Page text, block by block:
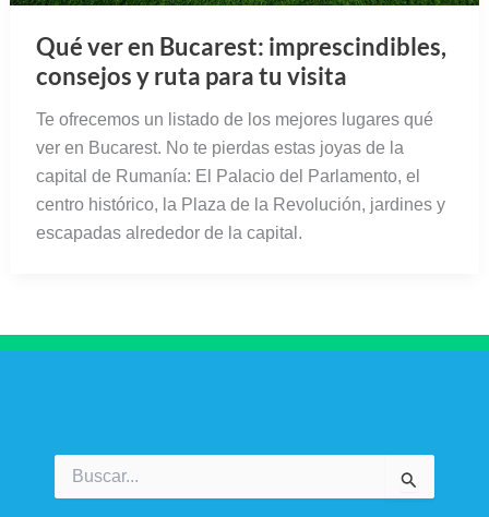
Qué ver en Bucarest: imprescindibles,
consejos y ruta para tu visita
Te ofrecemos un listado de los mejores lugares qué
ver en Bucarest. No te pierdas estas joyas de la
capital de Rumanía: El Palacio del Parlamento, el
centro histórico, la Plaza de la Revolución, jardines y
escapadas alrededor de la capital.
por: